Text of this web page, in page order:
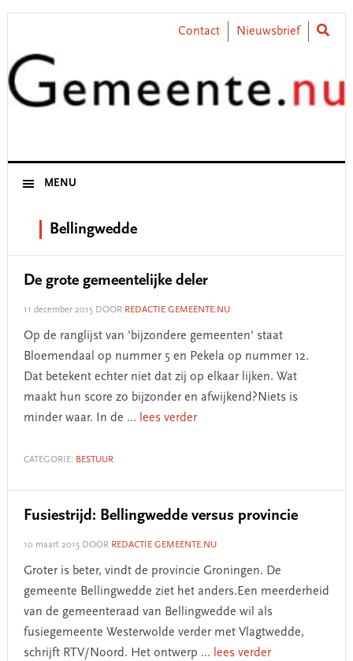
Skip
primary
navigation
Skip
content
Skip
primary
sidebar
Skip
footer
Contact Nieuwsbrief
MENU
Bellingwedde
De grote gemeentelijke deler
11 december 2015DOOR REDACTIE GEMEENTE.NU
Op de ranglijst van 'bijzondere gemeenten' staat
Bloemendaal op nummer 5 en Pekela op nummer 12.
Dat betekent echter niet dat zij op elkaar lijken. Wat
maakt hun score zo bijzonder en afwijkend?Niets is
minder waar. In de ... lees verder
CATEGORIE: BESTUUR
Fusiestrijd: Bellingwedde versus provincie
10 maart 2015DOOR REDACTIE GEMEENTE.NU
Groter is beter, vindt de provincie Groningen. De
gemeente Bellingwedde ziet het anders.Een meerderheid
van de gemeenteraad van Bellingwedde wil als
fusiegemeente Westerwolde verder met Vlagtwedde,
schrijft RTV/Noord. Het ontwerp ... lees verder